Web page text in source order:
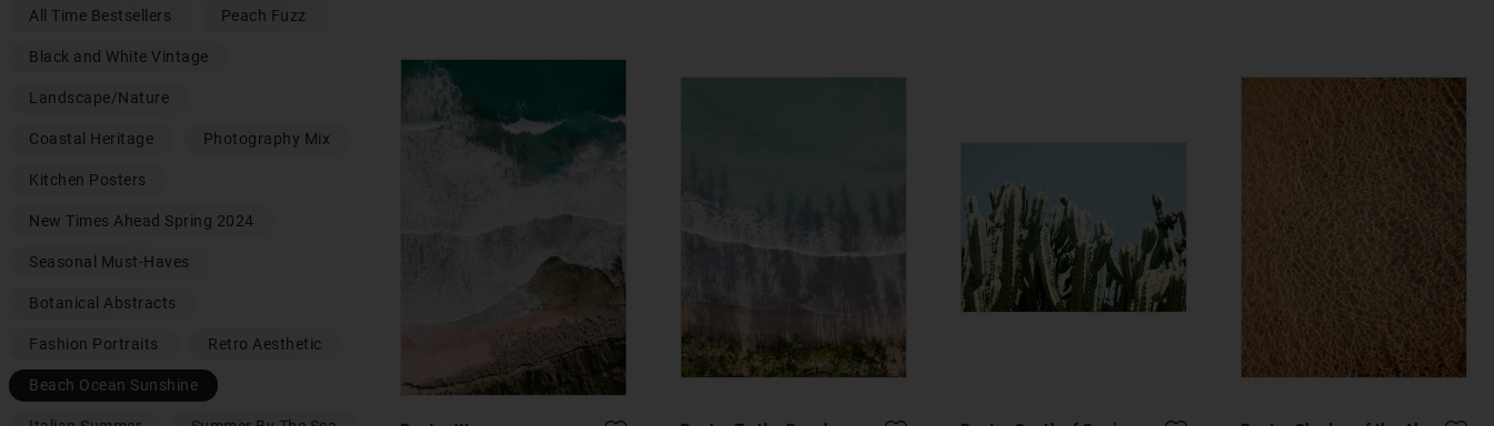
All Time Bestsellers Peach Fuzz
Black and White Vintage
Landscape/Nature
Coastal Heritage Photography Mix
Kitchen Posters
New Times Ahead Spring 2024
Seasonal Must-Haves
Botanical Abstracts
Fashion Portraits Retro Aesthetic
Beach Ocean Sunshine